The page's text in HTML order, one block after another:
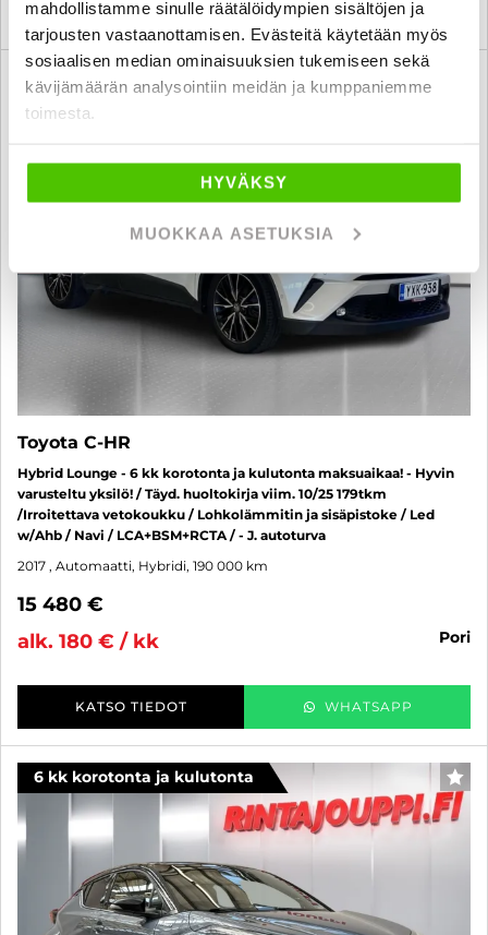
mahdollistamme sinulle räätälöidympien sisältöjen ja
tarjousten vastaanottamisen. Evästeitä käytetään myös
sosiaalisen median ominaisuuksien tukemiseen sekä
kävijämäärän analysointiin meidän ja kumppaniemme
toimesta.
HYVÄKSY
MUOKKAA ASETUKSIA
KATSO TIEDOT WHATSAPP
6 kk korotonta ja kulutonta
Toyota C-HR
Hybrid Lounge - 6 kk korotonta ja kulutonta maksuaikaa! - Hyvin
varusteltu yksilö! / Täyd. huoltokirja viim. 10/25 179tkm
/Irroitettava vetokoukku / Lohkolämmitin ja sisäpistoke / Led
w/Ahb / Navi / LCA+BSM+RCTA / - J. autoturva
2017 , Automaatti, Hybridi, 190 000 km
15 480 €
alk. 180 € / kk
pori
KATSO TIEDOT WHATSAPP
6 kk korotonta ja kulutonta